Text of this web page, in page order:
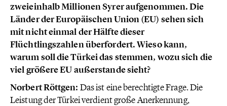
zweieinhalb Millionen Syrer aufgenommen. Die
Länder der Europäischen Union (EU) sehen sich
mit nicht einmal der Hälfte dieser
Flüchtlingszahlen überfordert. Wieso kann,
warum soll die Türkei das stemmen, wozu sich die
viel größere EU außerstande sieht?
Norbert Röttgen: Das ist eine berechtigte Frage. Die
Leistung der Türkei verdient große Anerkennung,